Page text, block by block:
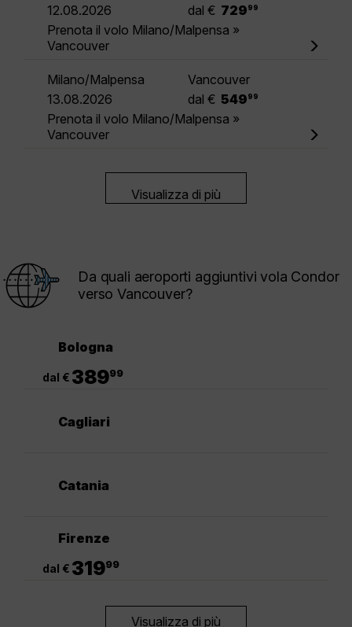
12.08.2026
dal € 729 99
Prenota il volo Milano/Malpensa »
Vancouver
Milano/Malpensa
Vancouver
13.08.2026
dal € 549 99
Prenota il volo Milano/Malpensa »
Vancouver
Visualizza di più
Da quali aeroporti aggiuntivi vola Condor
verso Vancouver?
Bologna
dal € 38999
Cagliari
Catania
Firenze
dal € 31999
Visualizza di più